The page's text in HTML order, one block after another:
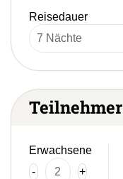
Reisedauer
Teilnehmer
Erwachsene
-
+